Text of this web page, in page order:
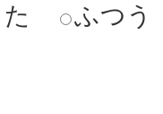
ふつう